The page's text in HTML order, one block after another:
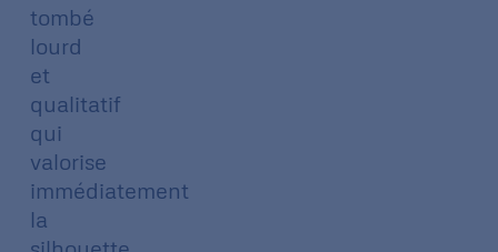
tombé
lourd
et
qualitatif
qui
valorise
immédiatement
la